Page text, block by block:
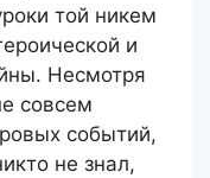
той никем
и
Несмотря
совсем
событий,
не знал,